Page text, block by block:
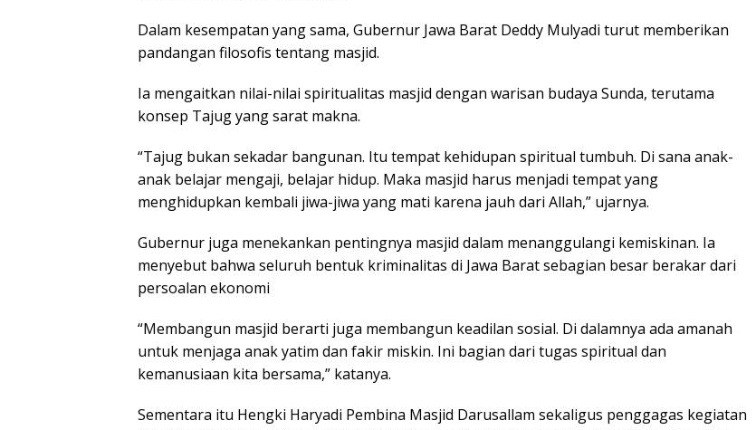
Dalam kesempatan yang sama, Gubernur Jawa Barat Deddy Mulyadi turut memberikan
pandangan filosofis tentang masjid.
Ia mengaitkan nilai-nilai spiritualitas masjid dengan warisan budaya Sunda, terutama
konsep Tajug yang sarat makna.
“Tajug bukan sekadar bangunan. Itu tempat kehidupan spiritual tumbuh. Di sana anak-
anak belajar mengaji, belajar hidup. Maka masjid harus menjadi tempat yang
menghidupkan kembali jiwa-jiwa yang mati karena jauh dari Allah,” ujarnya.
Gubernur juga menekankan pentingnya masjid dalam menanggulangi kemiskinan. Ia
menyebut bahwa seluruh bentuk kriminalitas di Jawa Barat sebagian besar berakar dari
persoalan ekonomi
“Membangun masjid berarti juga membangun keadilan sosial. Di dalamnya ada amanah
untuk menjaga anak yatim dan fakir miskin. Ini bagian dari tugas spiritual dan
kemanusiaan kita bersama,” katanya.
Sementara itu Hengki Haryadi Pembina Masjid Darusallam sekaligus penggagas kegiatan